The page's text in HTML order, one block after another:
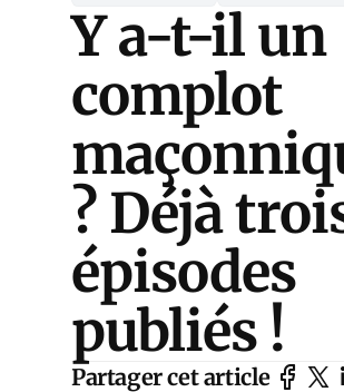
Y a-t-il un
complot
? Déjà
épisodes
publiés !
Partager cet article